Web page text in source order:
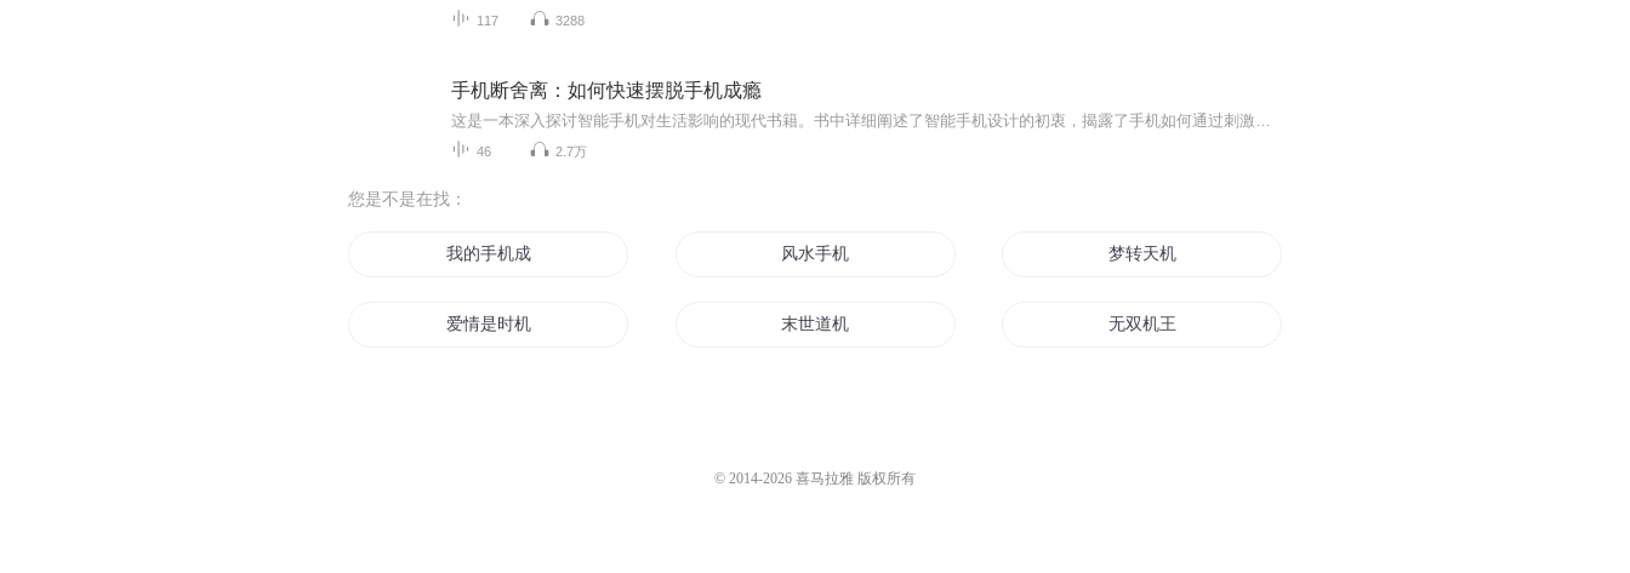
117 3288
手机断舍离：如何快速摆脱手机成瘾
这是一本深入探讨智能手机对生活影响的现代书籍。书中详细阐述了智能手机设计的初衷，揭露了手机如何通过刺激多巴胺分泌，操控我们的行为，并指出社交媒体和多任务处理的虚假承诺。书中揭示了手机如何改变我们的大脑，缩短我们的注意力持续时间，扰乱我们...
46 2.7万
您是不是在找：
我的手机成仙了 风水手机 梦转天机
爱情是时机 末世道机 无双机王
© 2014-2026 喜马拉雅 版权所有